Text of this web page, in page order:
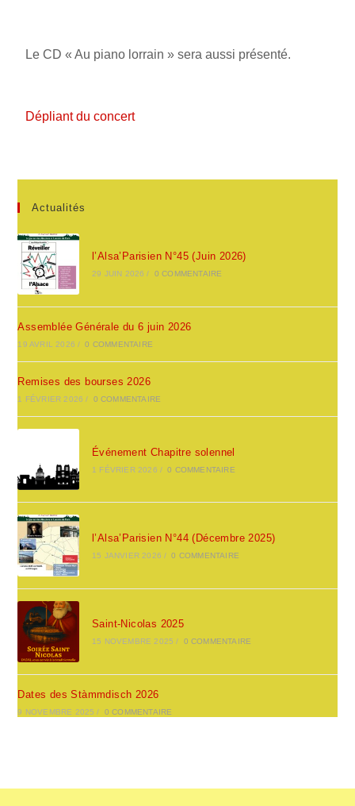
Le CD « Au piano lorrain » sera aussi présenté.
Dépliant du concert
Actualités
l’Alsa’Parisien N°45 (Juin 2026)
29 JUIN 2026 / 0 COMMENTAIRE
Assemblée Générale du 6 juin 2026
19 AVRIL 2026 / 0 COMMENTAIRE
Remises des bourses 2026
1 FÉVRIER 2026 / 0 COMMENTAIRE
Événement Chapitre solennel
1 FÉVRIER 2026 / 0 COMMENTAIRE
l’Alsa’Parisien N°44 (Décembre 2025)
15 JANVIER 2026 / 0 COMMENTAIRE
Saint-Nicolas 2025
15 NOVEMBRE 2025 / 0 COMMENTAIRE
Dates des Stàmmdisch 2026
9 NOVEMBRE 2025 / 0 COMMENTAIRE